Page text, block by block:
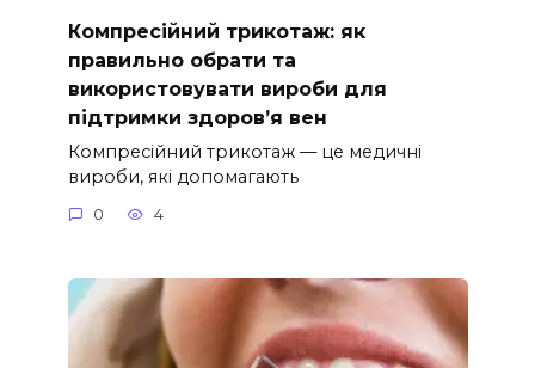
Компресійний трикотаж: як
правильно обрати та
використовувати вироби для
підтримки здоров’я вен
Компресійний трикотаж — це медичні
вироби, які допомагають
0 4